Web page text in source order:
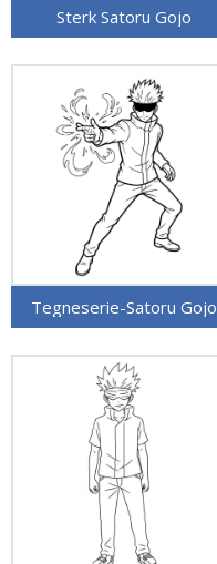
Sterk Satoru Gojo
Tegneserie-Satoru Gojo